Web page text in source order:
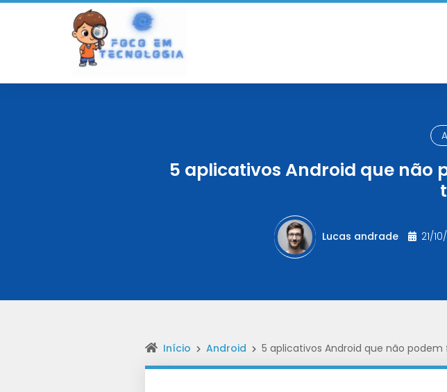
5 aplicativos Android que não
Lucas andrade 21/
Início Android 5 aplicativos Android que não